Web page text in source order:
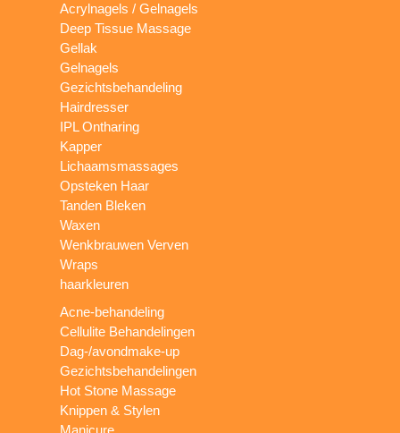
Acrylnagels / Gelnagels
Deep Tissue Massage
Gellak
Gelnagels
Gezichtsbehandeling
Hairdresser
IPL Ontharing
Kapper
Lichaamsmassages
Opsteken Haar
Tanden Bleken
Waxen
Wenkbrauwen Verven
Wraps
haarkleuren
Acne-behandeling
Cellulite Behandelingen
Dag-/avondmake-up
Gezichtsbehandelingen
Hot Stone Massage
Knippen & Stylen
Manicure